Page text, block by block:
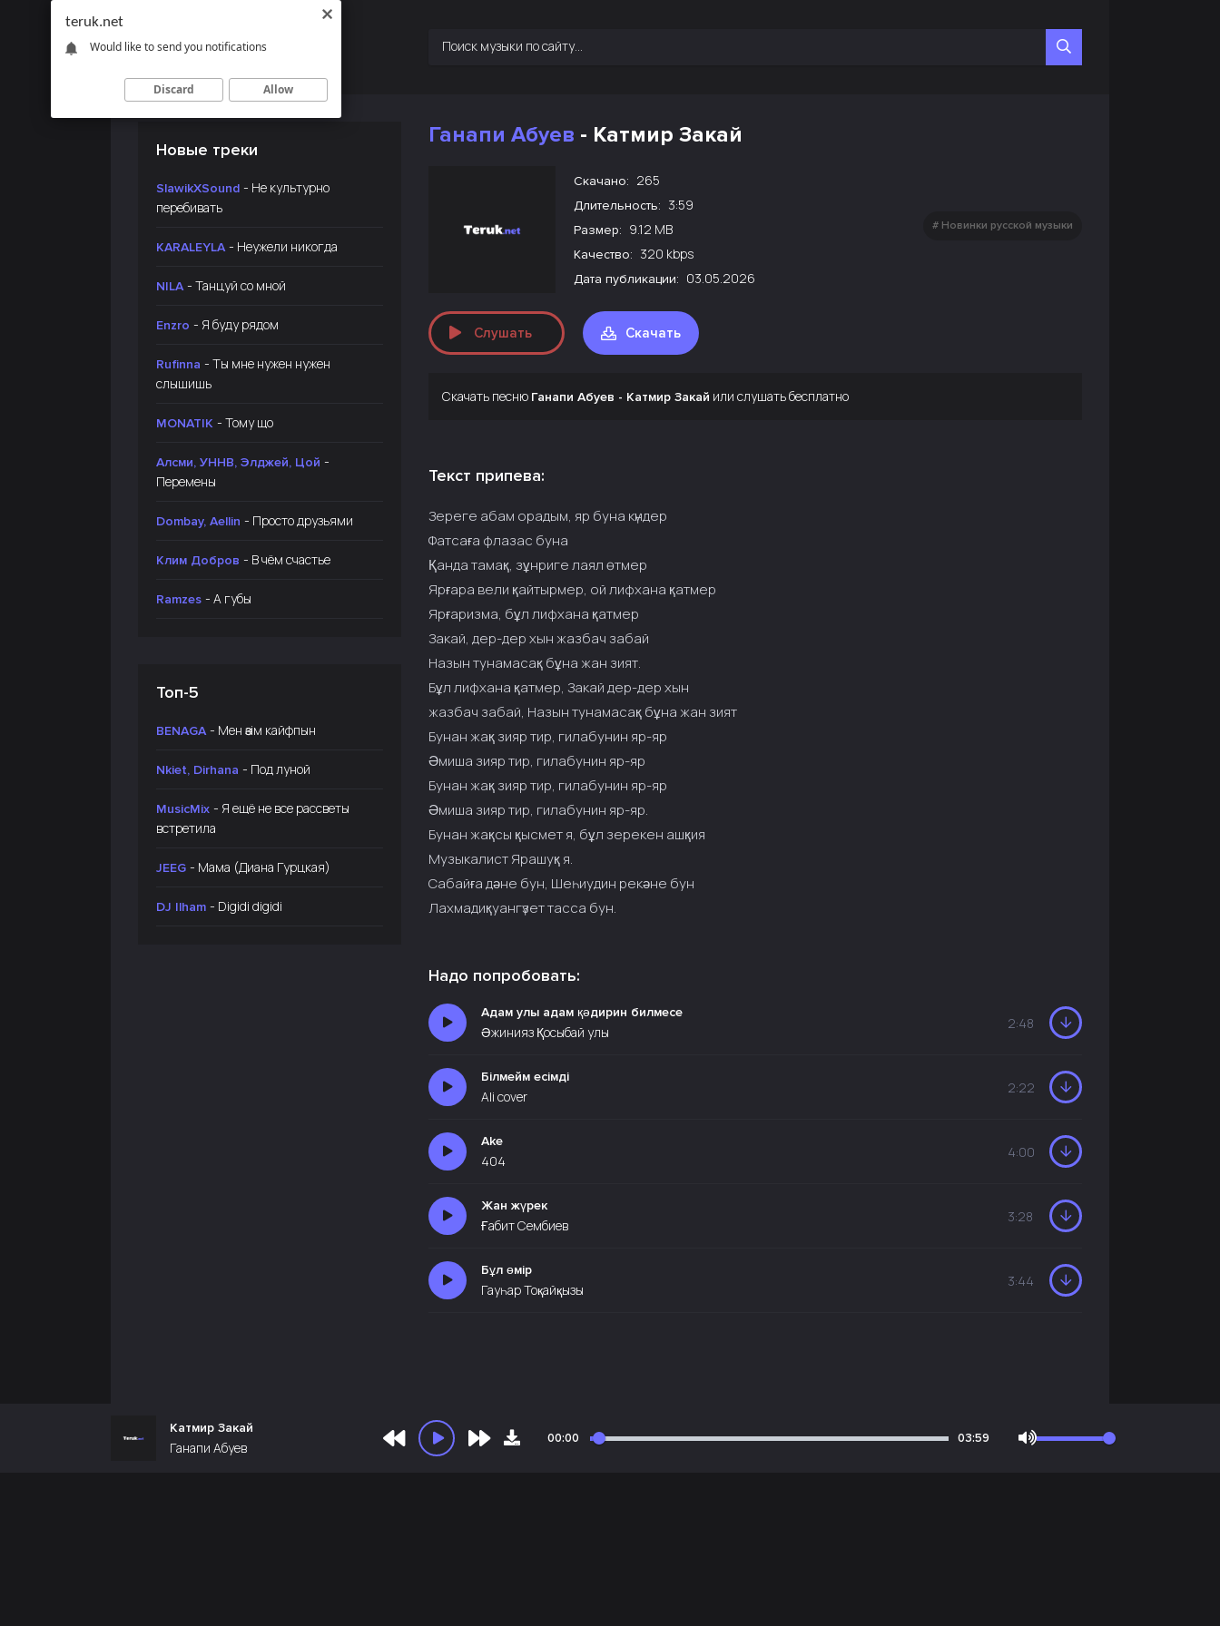
Новые треки
SlawikXSound - Не культурно
перебивать
KARALEYLA - Неужели никогда
NILA - Танцуй со мной
Enzro - Я буду рядом
Rufinna - Ты мне нужен нужен
слышишь
MONATIK - Тому що
Алсми, УННВ, Элджей, Цой -
Перемены
Dombay, Aellin - Просто друзьями
Клим Добров - В чём счастье
Ramzes - А губы
Топ-5
BENAGA - Мен өзім кайфпын
Nkiet, Dirhana - Под луной
MusicMix - Я ещё не все рассветы
встретила
JEEG - Мама (Диана Гурцкая)
DJ Ilham - Digidi digidi
Ганапи Абуев - Катмир Закай
Скачано: 265
Длительность: 3:59
Размер: 9.12 MB
Качество: 320 kbps
Дата публикации: 03.05.2026
Новинки русской музыки
Слушать Скачать
Скачать песню Ганапи Абуев - Катмир Закай или слушать бесплатно
Текст припева:
Зереге абам орадым, яр буна күндер
Фатсаға флазас буна
Қанда тамақ, зұнриге лаял өтмер
Ярғара вели қайтырмер, ой лифхана қатмер
Ярғаризма, бұл лифхана қатмер
Закай, дер-дер хын жазбач забай
Назын тунамасақ бұна жан зият.
Бұл лифхана қатмер, Закай дер-дер хын
жазбач забай, Назын тунамасақ бұна жан зият
Бунан жақ зияр тир, гилабунин яр-яр
Әмиша зияр тир, гилабунин яр-яр
Бунан жақ зияр тир, гилабунин яр-яр
Әмиша зияр тир, гилабунин яр-яр.
Бунан жақсы қысмет я, бұл зерекен ашқия
Музыкалист Ярашуқ я.
Сабайға дәне бун, Шеһиудин рекәне бун
Лахмадиқуангүзет тасса бун.
Надо попробовать:
Адам улы адам қәдирин билмесе
Әжинияз Қосыбай улы
2:48
Білмейм есімді
Ali cover
2:22
Ake
404
4:00
Жан жүрек
Ғабит Сембиев
3:28
Бұл өмір
Гауһар Тоқайқызы
3:44
Катмир Закай
Ганапи Абуев
00:00 03:59
teruk.net
Would like to send you notifications
Discard Allow